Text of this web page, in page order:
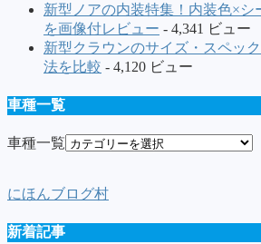
新型ノアの内装特集！内装色×シ
を画像付レビュー - 4,341 ビュー
新型クラウンのサイズ・スペッ
法を比較 - 4,120 ビュー
車種一覧
車種一覧
にほんブログ村
新着記事